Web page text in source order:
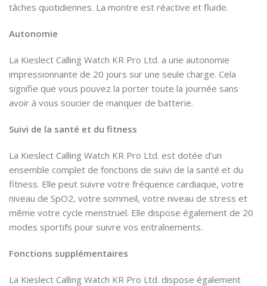
tâches quotidiennes. La montre est réactive et fluide.
Autonomie
La Kieslect Calling Watch KR Pro Ltd. a une autonomie
impressionnante de 20 jours sur une seule charge. Cela
signifie que vous pouvez la porter toute la journée sans
avoir à vous soucier de manquer de batterie.
Suivi de la santé et du fitness
La Kieslect Calling Watch KR Pro Ltd. est dotée d’un
ensemble complet de fonctions de suivi de la santé et du
fitness. Elle peut suivre votre fréquence cardiaque, votre
niveau de SpO2, votre sommeil, votre niveau de stress et
même votre cycle menstruel. Elle dispose également de 20
modes sportifs pour suivre vos entraînements.
Fonctions supplémentaires
La Kieslect Calling Watch KR Pro Ltd. dispose également